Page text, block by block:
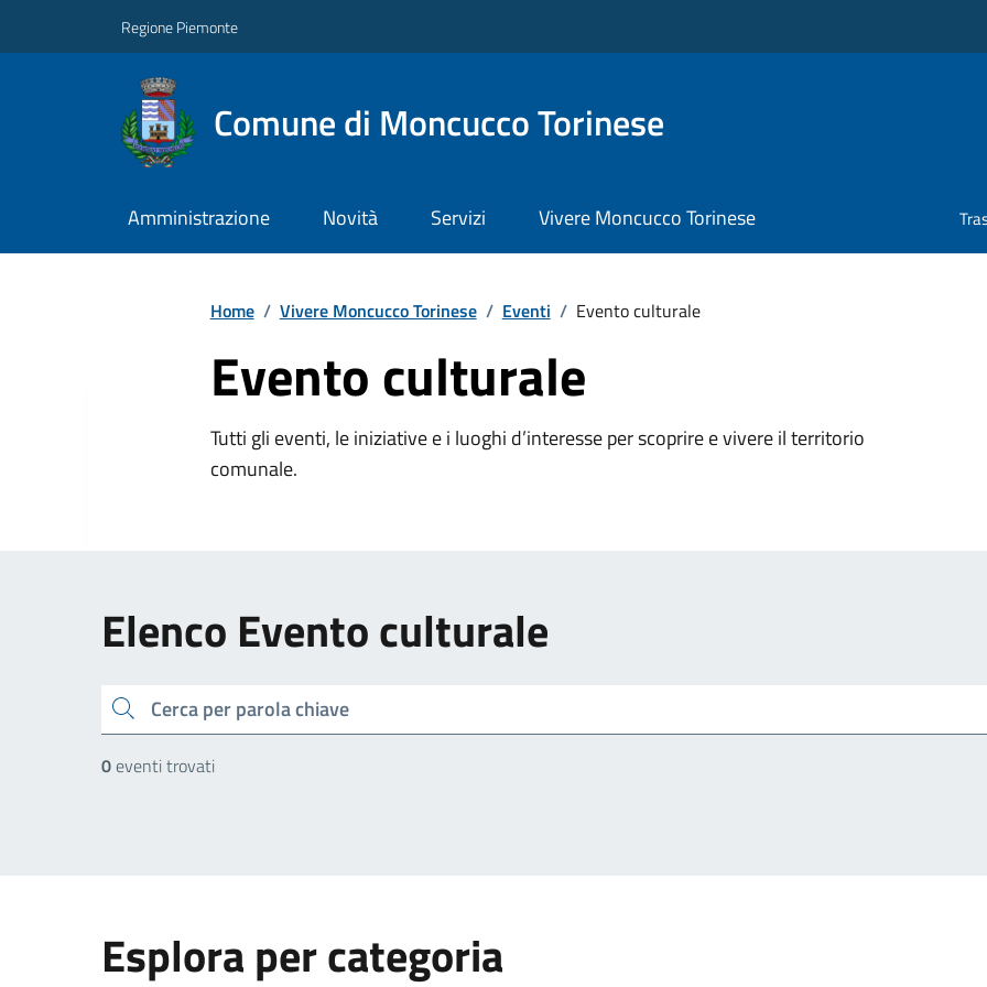
Regione Piemonte
Comune di Moncucco Torinese
Amministrazione Novità Servizi Vivere Moncucco Torinese
Home / Vivere Moncucco Torinese / Eventi / Evento culturale
Evento culturale
Tutti gli eventi, le iniziative e i luoghi d’interesse per scoprire e vivere il territorio
comunale.
Elenco Evento culturale
cerca
0eventi trovati
Esplora per categoria